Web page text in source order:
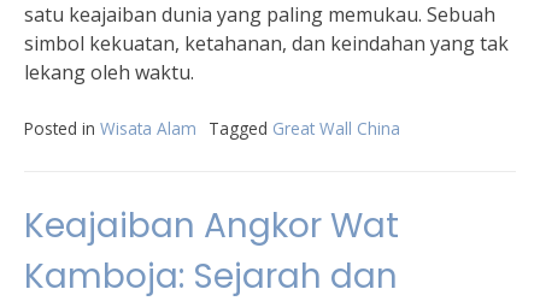
satu keajaiban dunia yang paling memukau. Sebuah
simbol kekuatan, ketahanan, dan keindahan yang tak
lekang oleh waktu.
Posted in Wisata Alam Tagged Great Wall China
Keajaiban Angkor Wat
Kamboja: Sejarah dan